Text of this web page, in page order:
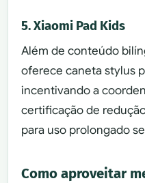
5. Xiaomi Pad Kids
Além de conteúdo
oferece caneta stylus
incentivando a
certificação de
para uso prolongado
Como aproveitar